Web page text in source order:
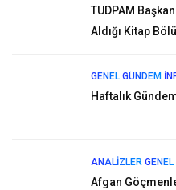
TUDPAM
Aldığı Kitap
GENEL GÜNDEM
Haftalık
ANALIZLER GENEL
Afgan